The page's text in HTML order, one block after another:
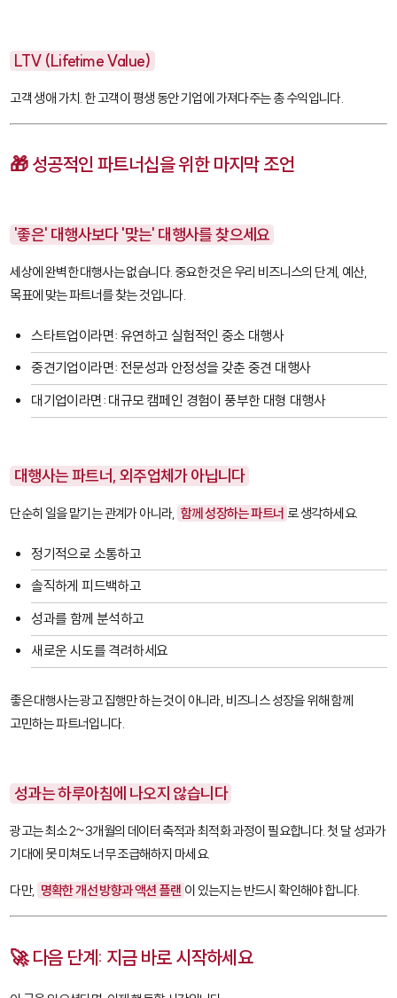
LTV (Lifetime Value)
고객 생애 가치. 한 고객이 평생 동안 기업에 가져다주는 총 수익입니다.
🎁 성공적인 파트너십을 위한 마지막 조언
'좋은' 대행사보다 '맞는' 대행사를 찾으세요
세상에 완벽한 대행사는 없습니다. 중요한 것은 우리 비즈니스의 단계, 예산,
목표에 맞는 파트너를 찾는 것입니다.
스타트업이라면: 유연하고 실험적인 중소 대행사
중견기업이라면: 전문성과 안정성을 갖춘 중견 대행사
대기업이라면: 대규모 캠페인 경험이 풍부한 대형 대행사
대행사는 파트너, 외주업체가 아닙니다
단순히 일을 맡기는 관계가 아니라, 함께 성장하는 파트너 로 생각하세요.
정기적으로 소통하고
솔직하게 피드백하고
성과를 함께 분석하고
새로운 시도를 격려하세요
좋은 대행사는 광고 집행만 하는 것이 아니라, 비즈니스 성장을 위해 함께
고민하는 파트너입니다.
성과는 하루아침에 나오지 않습니다
광고는 최소 2~3개월의 데이터 축적과 최적화 과정이 필요합니다. 첫 달 성과가
기대에 못 미쳐도 너무 조급해하지 마세요.
다만, 명확한 개선 방향과 액션 플랜 이 있는지는 반드시 확인해야 합니다.
🚀 다음 단계: 지금 바로 시작하세요